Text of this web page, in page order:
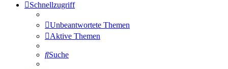
Schnellzugriff
Unbeantwortete Themen
Aktive Themen
Suche